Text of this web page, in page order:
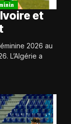
et
2026 au
L’Algérie a